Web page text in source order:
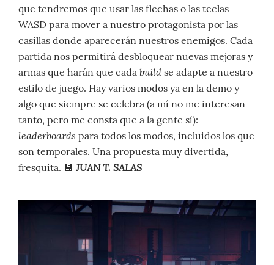
que tendremos que usar las flechas o las teclas
WASD para mover a nuestro protagonista por las
casillas donde aparecerán nuestros enemigos. Cada
partida nos permitirá desbloquear nuevas mejoras y
armas que harán que cada build se adapte a nuestro
estilo de juego. Hay varios modos ya en la demo y
algo que siempre se celebra (a mí no me interesan
tanto, pero me consta que a la gente sí):
leaderboards para todos los modos, incluidos los que
son temporales. Una propuesta muy divertida,
fresquita. 💾JUAN T. SALAS